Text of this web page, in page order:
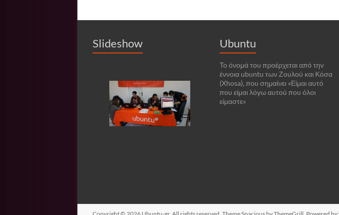
Slideshow Ubuntu
Το όνομά του προέρχεται από την
έννοια ubuntu των Ζουλού και Κόσα
(Xhosa), που σημαίνει «Είμαι αυτό
που είμαι λόγω αυτού που όλοι
είμαστε»